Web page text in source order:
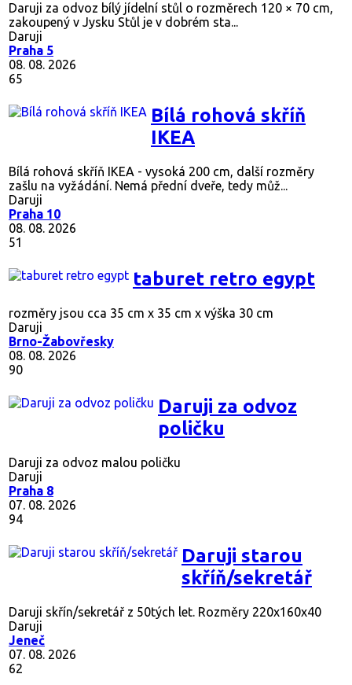
Daruji za odvoz bílý jídelní stůl o rozměrech 120 × 70 cm,
zakoupený v Jysku Stůl je v dobrém sta...
Daruji
Praha 5
08. 08. 2026
65
Bílá rohová skříň
IKEA
Bílá rohová skříň IKEA - vysoká 200 cm, další rozměry
zašlu na vyžádání. Nemá přední dveře, tedy můž...
Daruji
Praha 10
08. 08. 2026
51
taburet retro egypt
rozměry jsou cca 35 cm x 35 cm x výška 30 cm
Daruji
Brno-Žabovřesky
08. 08. 2026
90
Daruji za odvoz
poličku
Daruji za odvoz malou poličku
Daruji
Praha 8
07. 08. 2026
94
Daruji starou
skříň/sekretář
Daruji skřín/sekretář z 50tých let. Rozměry 220x160x40
Daruji
Jeneč
07. 08. 2026
62